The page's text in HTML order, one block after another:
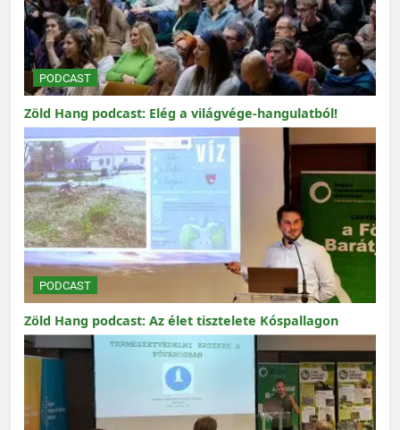
PODCAST
Zöld Hang podcast: Elég a világvége-hangulatból!
PODCAST
Zöld Hang podcast: Az élet tisztelete Kóspallagon